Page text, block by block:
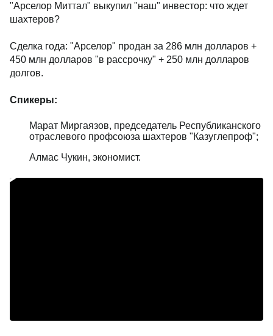
"Арселор Миттал" выкупил "наш" инвестор: что ждет
шахтеров?
Сделка года: "Арселор" продан за 286 млн долларов +
450 млн долларов "в рассрочку" + 250 млн долларов
долгов.
Спикеры:
Марат Миргаязов, председатель Республиканского
отраслевого профсоюза шахтеров "Казуглепроф";
Алмас Чукин, экономист.